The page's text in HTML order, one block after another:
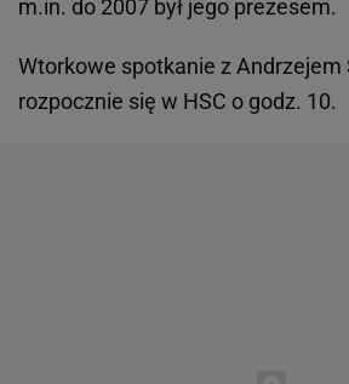
m.in. do 2007 był jego prezesem.
Wtorkowe spotkanie z Andrzejem
rozpocznie się w HSC o godz. 10.